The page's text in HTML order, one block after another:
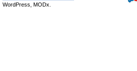
WordPress, MODx.